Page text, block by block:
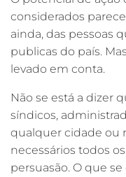
considerados
ainda, das pessoas
publicas do país.
levado em conta.
Não se está a dizer
síndicos,
qualquer cidade ou
necessários todos
persuasão. O que